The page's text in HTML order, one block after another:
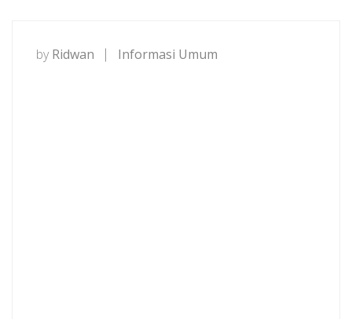
by Ridwan Informasi Umum